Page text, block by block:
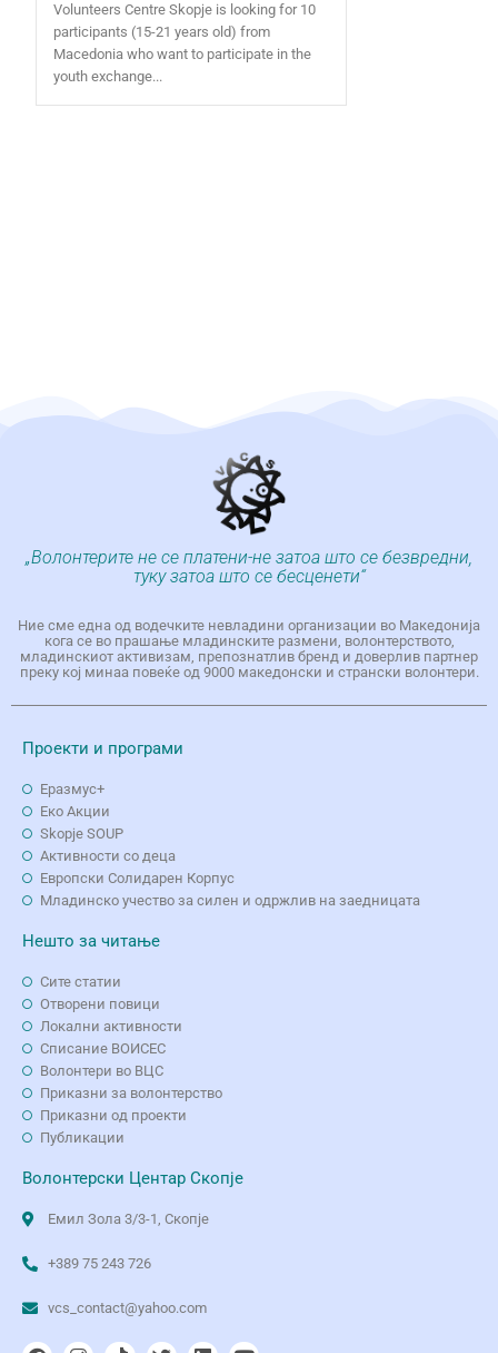
Volunteers Centre Skopje is looking for 10
participants (15-21 years old) from
Macedonia who want to participate in the
youth exchange...
„Волонтерите не се платени-не затоа што се безвредни,
туку затоа што се бесценети“
Ние сме една од водечките невладини организации во Македонија
кога се во прашање младинските размени, волонтерството,
младинскиот активизам, препознатлив бренд и доверлив партнер
преку кој минаа повеќе од 9000 македонски и странски волонтери.
Проекти и програми
Еразмус+
Еко Aкции
Skopje SOUP
Активности со деца
Европски Солидарен Корпус
Младинско учество за силен и одржлив на заедницата
Нешто за читање
Сите статии
Отворени повици
Локални активности
Списание ВОИСЕС
Волонтери во ВЦС
Приказни за волонтерство
Приказни од проекти
Публикации
Волонтерски Центар Скопје
Емил Зола 3/3-1, Скопје
+389 75 243 726
vcs_contact@yahoo.com